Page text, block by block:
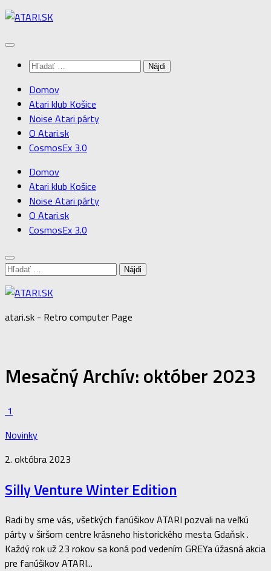
Preskočiť
obsah
Hľadať:
Domov
Atari klub Košice
Noise Atari párty
O Atari.sk
CosmosEx 3.0
Domov
Atari klub Košice
Noise Atari párty
O Atari.sk
CosmosEx 3.0
Hľadať:
atari.sk - Retro computer Page
Mesačný Archív:október 2023
1
Novinky
2. októbra 2023
Silly Venture Winter Edition
Radi by sme vás, všetkých fanúšikov ATARI pozvali na veľkú
párty v širšom centre krásneho historického mesta Gdaňsk .
Každý rok už 23 rokov sa koná pod vedením GREYa úžasná akcia
pre fanúšikov ATARI...